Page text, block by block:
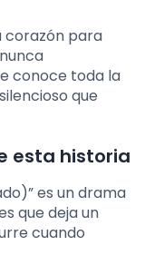
corazón para
conoce toda la
que
esta historia
es un drama
que deja un
cuando